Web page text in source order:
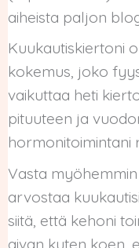
aiheista paljon
Kuukautiskiertoni
kokemus, joko
vaikuttaa heti
pituuteen ja
hormonitoimintani
Vasta
arvostaa
siitä, että kehoni
aivan kuten koen,